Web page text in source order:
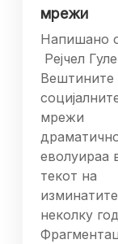
мрежи
Напишано
Рејчел
Вештините
мрежи
еволуираа
текот на
изминатите
неколку